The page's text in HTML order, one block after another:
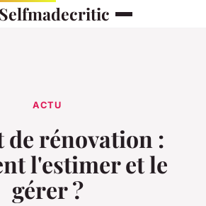
Selfmadecritic
ACTU
de rénovation :
l'estimer et le
gérer ?